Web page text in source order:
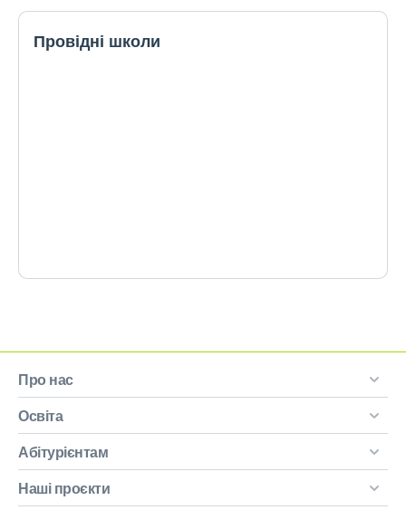
Провідні школи
Про нас
Освіта
Абітурієнтам
Наші проєкти